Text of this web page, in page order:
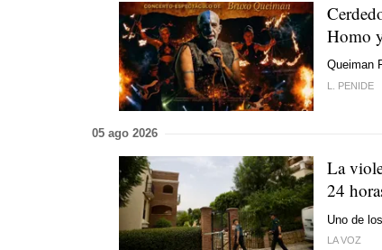
Homo
Queiman
L. PENIDE
05 ago 2026
La
24
Uno de
LA VOZ